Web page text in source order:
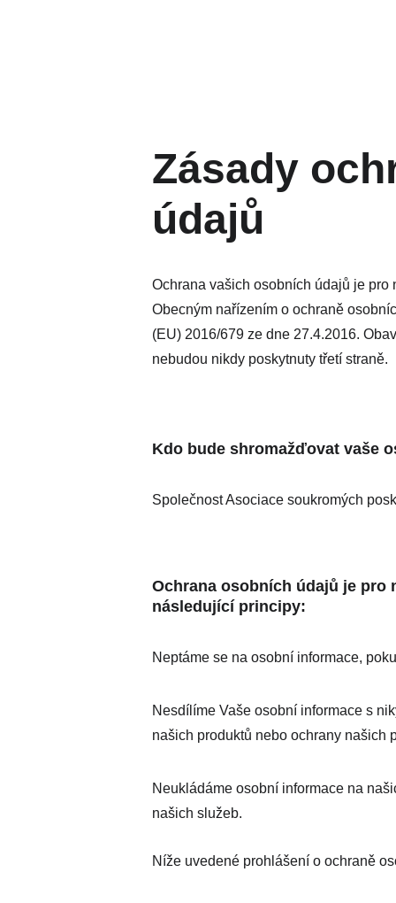
Zásady
údajů
Ochrana vašich osobních údajů je
Obecným nařízením o ochraně
(EU) 2016/679 ze dne 27.4.2016.
nebudou nikdy poskytnuty třetí straně.
Kdo bude shromažďovat vaše
Společnost Asociace soukromých
Ochrana osobních údajů je pro
následující principy:
Neptáme se na osobní informace,
Nesdílíme Vaše osobní informace s
našich produktů nebo ochrany našich
Neukládáme osobní informace na
našich služeb.
Níže uvedené prohlášení o ochraně